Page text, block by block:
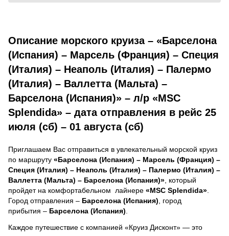
Описание морского круиза – «Барселона
(Испания) – Марсель (Франция) – Специя
(Италия) – Неаполь (Италия) – Палермо
(Италия) – Валлетта (Мальта) –
Барселона (Испания)» – л/р «MSC
Splendida» – дата отправления в рейс 25
июля (сб) – 01 августа (сб)
Приглашаем Вас отправиться в увлекательный морской круиз
по маршруту «Барселона (Испания) – Марсель (Франция) –
Специя (Италия) – Неаполь (Италия) – Палермо (Италия) –
Валлетта (Мальта) – Барселона (Испания)» , который
пройдет на комфортабельном лайнере «MSC Splendida»
Город отправления – Барселона (Испания) , город
прибытия – Барселона (Испания)
Каждое путешествие с компанией «Круиз Дисконт» — это